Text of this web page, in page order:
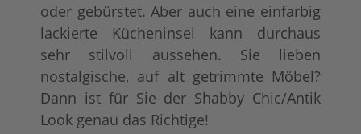
oder gebürstet. Aber auch eine einfarbig
lackierte Kücheninsel kann durchaus
sehr stilvoll aussehen. Sie lieben
nostalgische, auf alt getrimmte Möbel?
Dann ist für Sie der Shabby Chic/Antik
Look genau das Richtige!